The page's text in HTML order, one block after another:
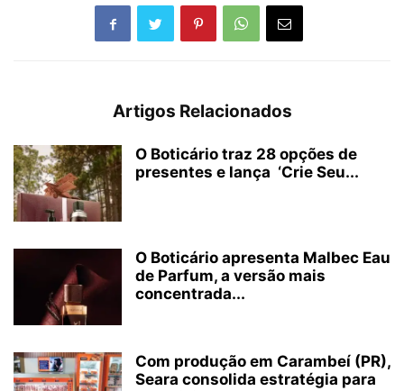
Artigos Relacionados
O Boticário traz 28 opções de
presentes e lança ‘Crie Seu...
O Boticário apresenta Malbec Eau
de Parfum, a versão mais
concentrada...
Com produção em Carambeí (PR),
Seara consolida estratégia para